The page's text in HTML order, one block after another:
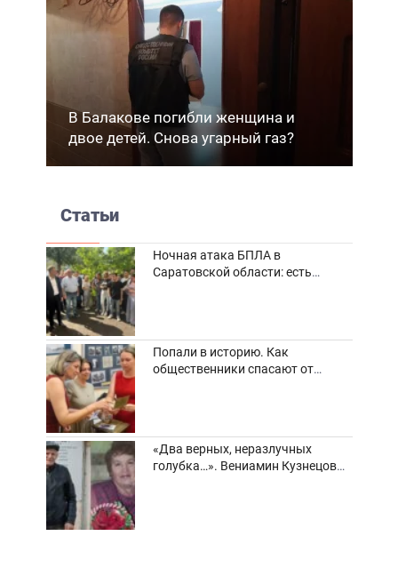
В Балакове погибли женщина и
двое детей. Снова угарный газ?
Статьи
Ночная атака БПЛА в
Саратовской области: есть
Попали в историю. Как
общественники спасают от
«Два верных, неразлучных
голубка…». Вениамин Кузнецов